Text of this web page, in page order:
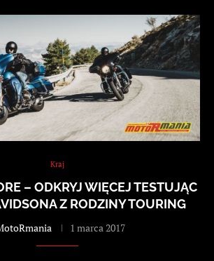
Kraj
– ODKRYJ WIĘCEJ TESTUJĄC
Z RODZINY TOURING
1 marca 2017